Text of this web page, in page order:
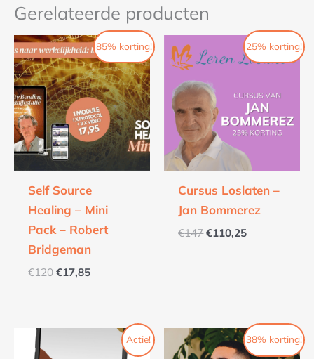
Gerelateerde producten
85% korting!
Self Source
Healing – Mini
Pack – Robert
Bridgeman
€120
Oorspronkelijke
prijs
was:
€120.
€17,85
Huidige
prijs
is:
€17,85.
25% korting!
Cursus Loslaten –
Jan Bommerez
€147
Oorspronkelijke
prijs
was:
€147.
€110,25
Huidige
prijs
is:
Actie!
Oorspronkelijke
38% korting!
Oorspronkelijke
prijs
Huidige
prijs